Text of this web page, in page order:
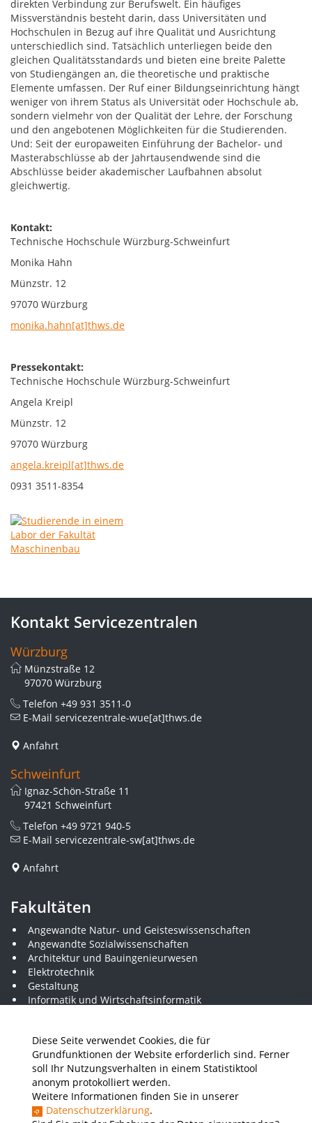
Diese Seite verwendet Cookies, die für
Grundfunktionen der Website erforderlich sind. Ferner
soll Ihr Nutzungsverhalten in einem Statistiktool
anonym protokolliert werden.
Weitere Informationen finden Sie in unserer
Datenschutzerklärung.
direkten Verbindung zur Berufswelt. Ein häufiges
Missverständnis besteht darin, dass Universitäten und
Hochschulen in Bezug auf ihre Qualität und Ausrichtung
unterschiedlich sind. Tatsächlich unterliegen beide den
gleichen Qualitätsstandards und bieten eine breite Palette
von Studiengängen an, die theoretische und praktische
Elemente umfassen. Der Ruf einer Bildungseinrichtung hängt
weniger von ihrem Status als Universität oder Hochschule ab,
sondern vielmehr von der Qualität der Lehre, der Forschung
und den angebotenen Möglichkeiten für die Studierenden.
Und: Seit der europaweiten Einführung der Bachelor- und
Masterabschlüsse ab der Jahrtausendwende sind die
Abschlüsse beider akademischer Laufbahnen absolut
gleichwertig.
Kontakt:
Technische Hochschule Würzburg-Schweinfurt
Monika Hahn
Münzstr. 12
97070 Würzburg
monika.hahn[at]thws.de
Pressekontakt:
Technische Hochschule Würzburg-Schweinfurt
Angela Kreipl
Münzstr. 12
97070 Würzburg
angela.kreipl[at]thws.de
0931 3511-8354
Kontakt Servicezentralen
Würzburg
Münzstraße 12
97070 Würzburg
Telefon +49 931 3511-0
E-Mail servicezentrale-wue[at]thws.de
Anfahrt
Schweinfurt
Ignaz-Schön-Straße 11
97421 Schweinfurt
Telefon +49 9721 940-5
E-Mail servicezentrale-sw[at]thws.de
Anfahrt
Fakultäten
Angewandte Natur- und Geisteswissenschaften
Angewandte Sozialwissenschaften
Architektur und Bauingenieurwesen
Elektrotechnik
Gestaltung
Informatik und Wirtschaftsinformatik
THWS Business School
Wirtschaftsingenieurwesen
Presse Stellenausschreibungen Intranet THWS Store